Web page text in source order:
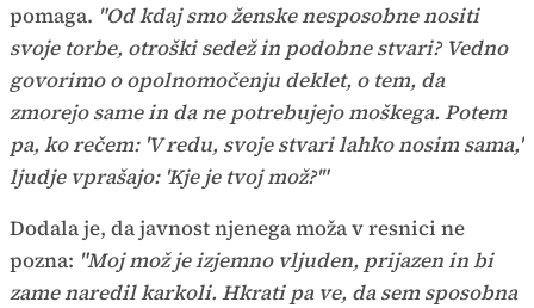
pomaga. "Od kdaj smo ženske nesposobne nositi
svoje torbe, otroški sedež in podobne stvari? Vedno
govorimo o opolnomočenju deklet, o tem, da
zmorejo same in da ne potrebujejo moškega. Potem
pa, ko rečem: 'V redu, svoje stvari lahko nosim sama,'
ljudje vprašajo: 'Kje je tvoj mož?'"
Dodala je, da javnost njenega moža v resnici ne
pozna: "Moj mož je izjemno vljuden, prijazen in bi
zame naredil karkoli. Hkrati pa ve, da sem sposobna